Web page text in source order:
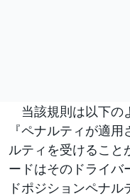
当該規則は以下の
『ペナルティが適
ルティを受けること
ードはそのドライバ
ドポジションペナル